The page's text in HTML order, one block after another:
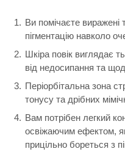
Ви помічаєте виражені
пігментацію навколо
Шкіра повік виглядає
від недосипання та
Періорбітальна зона
тонусу та дрібних
Вам потрібен легкий
освіжаючим ефектом,
прицільно бореться з